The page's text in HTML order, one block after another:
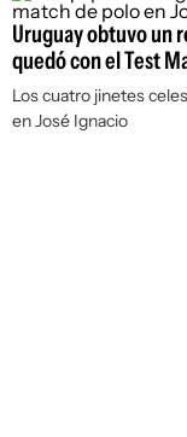
Uruguay obtuvo un
quedó con el Test
Los cuatro jinetes
en José Ignacio